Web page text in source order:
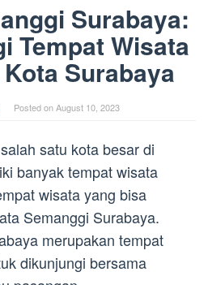
Surabaya:
Tempat Wisata
Surabaya
Posted onAugust 10, 2023
satu kota besar di
banyak tempat wisata
wisata yang bisa
Semanggi Surabaya.
merupakan tempat
dikunjungi bersama